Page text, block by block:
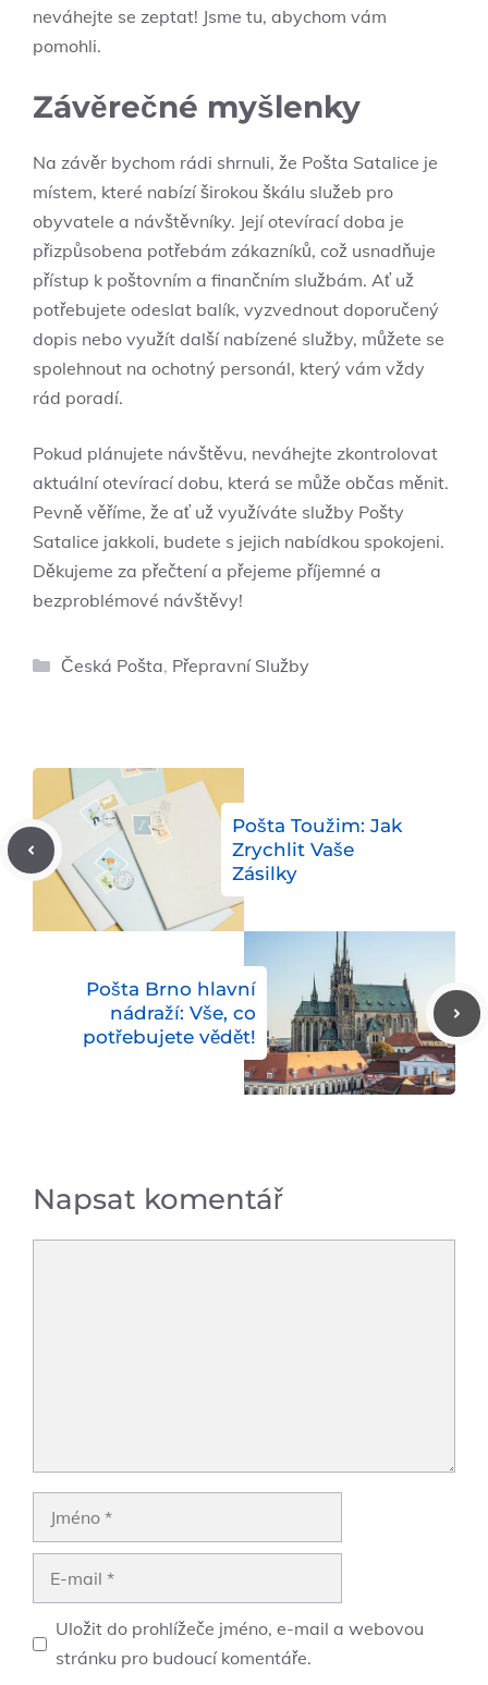
neváhejte se zeptat! Jsme tu, abychom vám
pomohli.
Závěrečné myšlenky
Na závěr bychom rádi shrnuli, že Pošta Satalice je
místem, které nabízí širokou škálu služeb pro
obyvatele a návštěvníky. Její otevírací doba je
přizpůsobena potřebám zákazníků, což usnadňuje
přístup k poštovním a finančním službám. Ať už
potřebujete odeslat balík, vyzvednout doporučený
dopis nebo využít další nabízené služby, můžete se
spolehnout na ochotný personál, který vám vždy
rád poradí.
Pokud plánujete návštěvu, neváhejte zkontrolovat
aktuální otevírací dobu, která se může občas měnit.
Pevně věříme, že ať už využíváte služby Pošty
Satalice jakkoli, budete s jejich nabídkou spokojeni.
Děkujeme za přečtení a přejeme příjemné a
bezproblémové návštěvy!
Rubriky
Česká Pošta, Přepravní Služby
Pošta Toužim: Jak
Zrychlit Vaše
Zásilky
Pošta Brno hlavní
nádraží: Vše, co
potřebujete vědět!
Napsat komentář
Jméno
Uložit do prohlížeče jméno, e-mail a webovou
stránku pro budoucí komentáře.